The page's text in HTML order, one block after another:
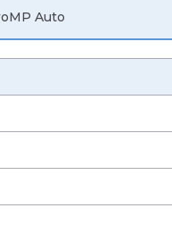
Auto